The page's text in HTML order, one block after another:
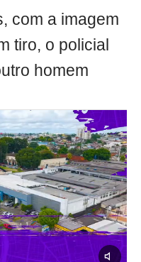
com a imagem
tiro, o policial
homem